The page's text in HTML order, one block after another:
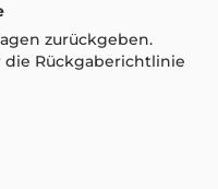
zurückgeben.
die Rückgaberichtlinie